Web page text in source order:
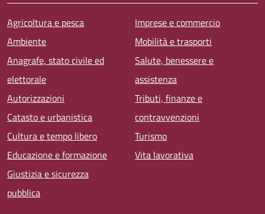
Agricoltura e pesca
Ambiente
Anagrafe, stato civile ed
elettorale
Autorizzazioni
Catasto e urbanistica
Cultura e tempo libero
Educazione e formazione
Giustizia e sicurezza
pubblica
Imprese e commercio
Mobilità e trasporti
Salute, benessere e
assistenza
Tributi, finanze e
contravvenzioni
Turismo
Vita lavorativa